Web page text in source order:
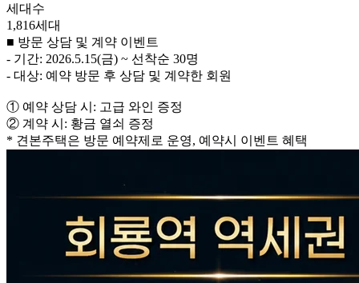
세대수
1,816세대
■ 방문 상담 및 계약 이벤트
- 기간: 2026.5.15(금) ~ 선착순 30명
- 대상: 예약 방문 후 상담 및 계약한 회원
① 예약 상담 시: 고급 와인 증정
② 계약 시: 황금 열쇠 증정
* 견본주택은 방문 예약제로 운영, 예약시 이벤트 혜택